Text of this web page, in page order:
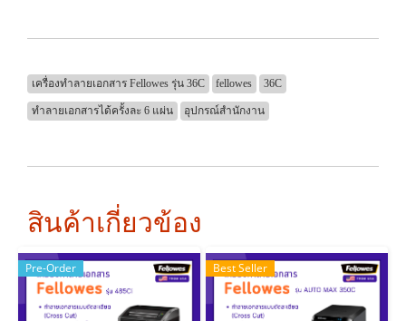
เครื่องทำลายเอกสาร Fellowes รุ่น 36C fellowes 36C
ทำลายเอกสารได้ครั้งละ 6 แผ่น อุปกรณ์สำนักงาน
สินค้าเกี่ยวข้อง
Pre-Order Best Seller